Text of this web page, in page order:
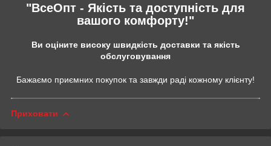
"ВсеОпт - Якість та доступність для
вашого комфорту!"
Ви оціните високу швидкість доставки та якість
обслуговування
Бажаємо приємних покупок та завжди раді кожному клієнту!
Приховати